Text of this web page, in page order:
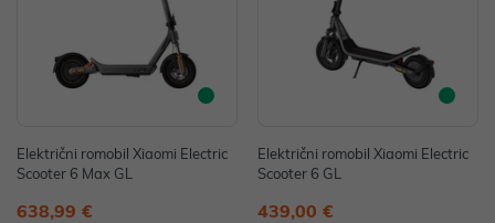
Električni romobil Xiaomi Electric
Scooter 6 Max GL
638,99 €
Električni romobil Xiaomi Electric
Scooter 6 GL
439,00 €